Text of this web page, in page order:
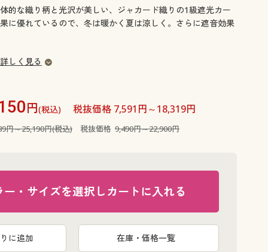
的な織り柄と光沢が美しい、ジャカード織りの1級遮光カー
に優れているので、冬は暖かく夏は涼しく。さらに遮音効果
しく見る
円(税込) 税抜価格 7,591円～18,319円
円～25,190円(税込) 税抜価格 9,490円～22,900円
ー・サイズを選択しカートに入れる
に追加 在庫・価格一覧